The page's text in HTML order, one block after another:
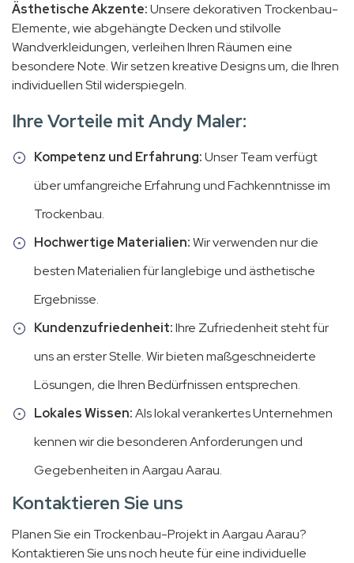
Ästhetische Akzente:Unsere dekorativen Trockenbau-
Elemente, wie abgehängte Decken und stilvolle
Wandverkleidungen, verleihen Ihren Räumen eine
besondere Note. Wir setzen kreative Designs um, die Ihren
individuellen Stil widerspiegeln.
Ihre Vorteile mit Andy Maler:
Kompetenz und Erfahrung:Unser Team verfügt
über umfangreiche Erfahrung und Fachkenntnisse im
Trockenbau.
Hochwertige Materialien:Wir verwenden nur die
besten Materialien für langlebige und ästhetische
Ergebnisse.
Kundenzufriedenheit:Ihre Zufriedenheit steht für
uns an erster Stelle. Wir bieten maßgeschneiderte
Lösungen, die Ihren Bedürfnissen entsprechen.
Lokales Wissen:Als lokal verankertes Unternehmen
kennen wir die besonderen Anforderungen und
Gegebenheiten in Aargau Aarau.
Kontaktieren Sie uns
Planen Sie ein Trockenbau-Projekt in Aargau Aarau?
Kontaktieren Sie uns noch heute für eine individuelle